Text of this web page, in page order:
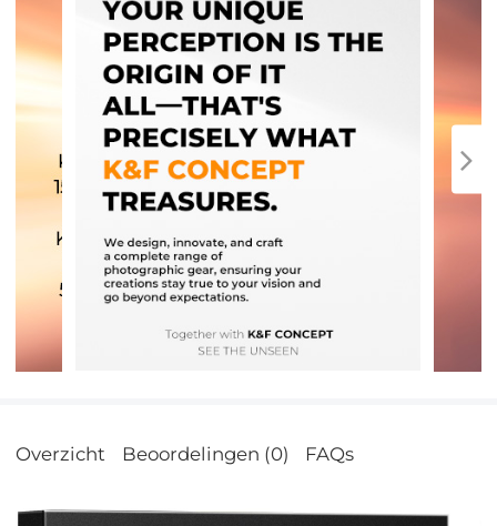
Overzicht Beoordelingen (0) FAQs